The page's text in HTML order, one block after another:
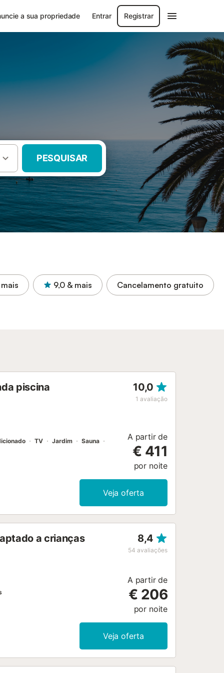
a sua propriedade Entrar Registrar
PESQUISAR
9,0 & mais Cancelamento gratuito
piscina 10,0
1 avaliação
TV Jardim
Sauna
A partir de
€ 411
por noite
Veja oferta
a crianças 8,4
54 avaliações
A partir de
€ 206
por noite
Veja oferta